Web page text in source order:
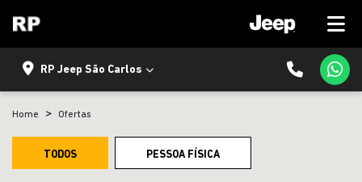
RP Jeep São Carlos
Home Ofertas
TODOS PESSOA FÍSICA